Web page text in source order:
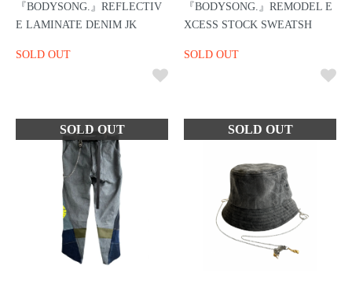
『BODYSONG.』REFLECTIV
E LAMINATE DENIM JK
SOLD OUT
『BODYSONG.』REMODEL E
XCESS STOCK SWEATSH
SOLD OUT